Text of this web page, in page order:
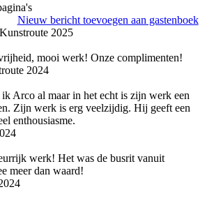
Nieuw bericht toevoegen aan gastenboek
2025
mooi werk! Onze complimenten!
2024
Arco al maar in het echt is zijn werk een
Zijn werk is erg veelzijdig. Hij geeft een
enthousiasme.
werk! Het was de busrit vanuit
meer dan waard!